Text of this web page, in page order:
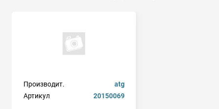
Производит.
atg
Артикул
20150069